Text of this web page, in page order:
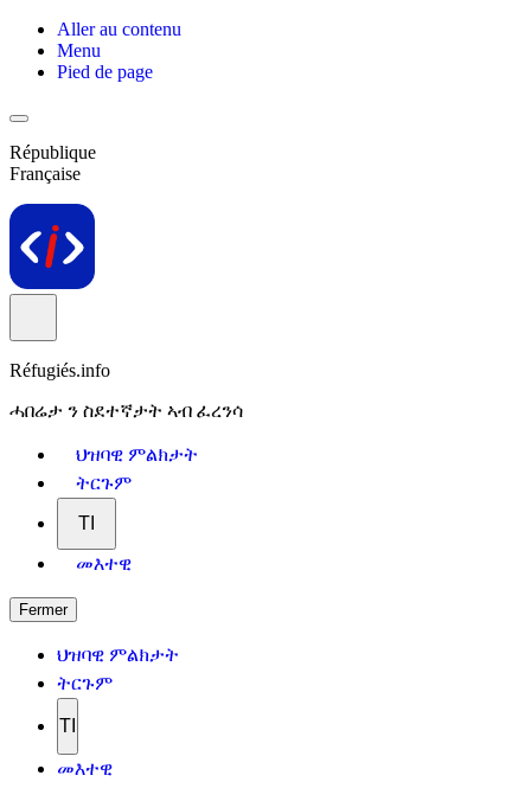
Aller au contenu
Menu
Pied de page
République
Française
Réfugiés.info
ሓበሬታ ን ስደተኛታት ኣብ ፈረንሳ
ህዝባዊ ምልክታት
ትርጉም
TI
መእተዊ
Fermer
ህዝባዊ ምልክታት
ትርጉም
TI
መእተዊ